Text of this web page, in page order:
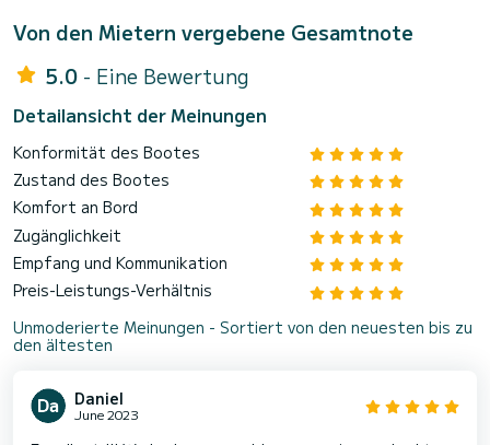
Von den Mietern vergebene Gesamtnote
5.0 - Eine Bewertung
Detailansicht der Meinungen
Konformität des Bootes
Zustand des Bootes
Komfort an Bord
Zugänglichkeit
Empfang und Kommunikation
Preis-Leistungs-Verhältnis
Unmoderierte Meinungen - Sortiert von den neuesten bis zu
den ältesten
Daniel
June 2023